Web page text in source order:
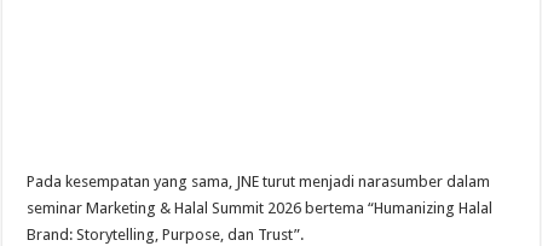
Pada kesempatan yang sama, JNE turut menjadi narasumber dalam
seminar Marketing & Halal Summit 2026 bertema “Humanizing Halal
Brand: Storytelling, Purpose, dan Trust”.